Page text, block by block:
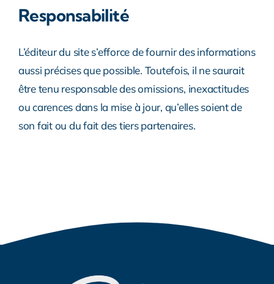
Responsabilité
L’éditeur du site s’efforce de fournir des informations
aussi précises que possible. Toutefois, il ne saurait
être tenu responsable des omissions, inexactitudes
ou carences dans la mise à jour, qu’elles soient de
son fait ou du fait des tiers partenaires.